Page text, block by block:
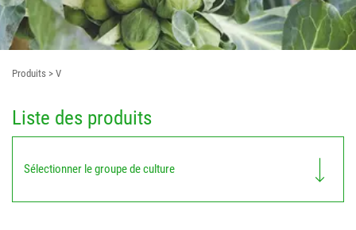
Produits > V
Liste des produits
Sélectionner le groupe de culture